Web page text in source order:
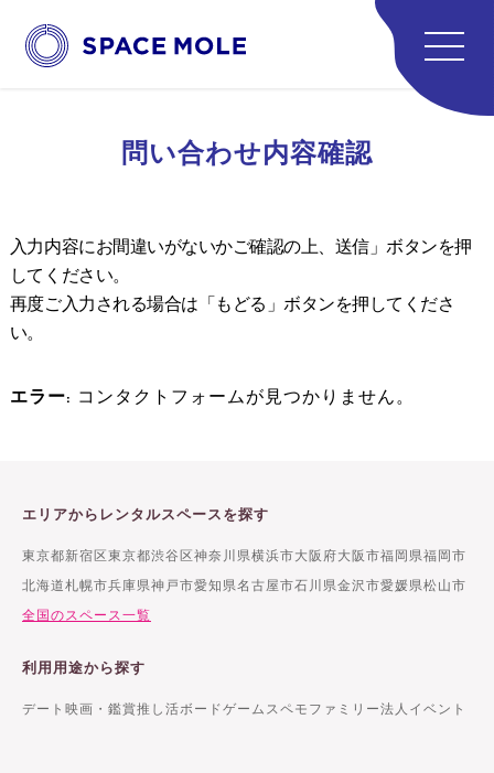
民泊・別
運
問い合わせ内容確認
入力内容にお間違いがないかご確認の上、送信」ボタンを押
してください。
再度ご入力される場合は「もどる」ボタンを押してくださ
い。
エラー: コンタクトフォームが見つかりません。
エリアからレンタルスペースを探す
東京都新宿区東京都渋谷区神奈川県横浜市大阪府大阪市福岡県福岡市
北海道札幌市兵庫県神戸市愛知県名古屋市石川県金沢市愛媛県松山市
全国のスペース一覧
利用用途から探す
デート 映画・鑑賞推し活ボードゲーム スペモファミリー法人イベント